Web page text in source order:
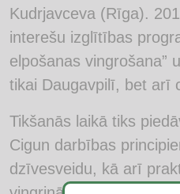
Kudrjavceva (Rīga).
interešu izglītības
elpošanas vingrošana”
tikai Daugavpilī, bet arī
Tikšanās laikā tiks
Cigun darbības
dzīvesveidu, kā arī